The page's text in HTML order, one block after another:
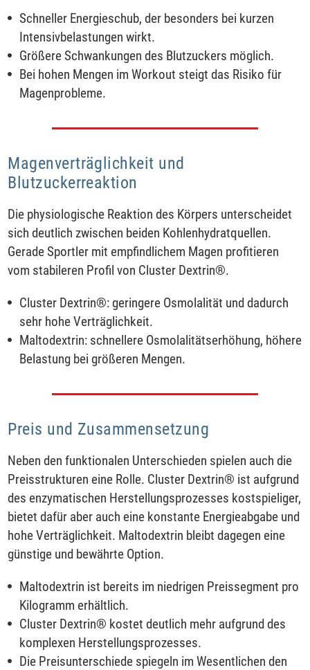
Schneller Energieschub, der besonders bei kurzen
Intensivbelastungen wirkt.
Größere Schwankungen des Blutzuckers möglich.
Bei hohen Mengen im Workout steigt das Risiko für
Magenprobleme.
Magenverträglichkeit und
Blutzuckerreaktion
Die physiologische Reaktion des Körpers unterscheidet
sich deutlich zwischen beiden Kohlenhydratquellen.
Gerade Sportler mit empfindlichem Magen profitieren
vom stabileren Profil von Cluster Dextrin®.
Cluster Dextrin®: geringere Osmolalität und dadurch
sehr hohe Verträglichkeit.
Maltodextrin: schnellere Osmolalitätserhöhung, höhere
Belastung bei größeren Mengen.
Preis und Zusammensetzung
Neben den funktionalen Unterschieden spielen auch die
Preisstrukturen eine Rolle. Cluster Dextrin® ist aufgrund
des enzymatischen Herstellungsprozesses kostspieliger,
bietet dafür aber auch eine konstante Energieabgabe und
hohe Verträglichkeit. Maltodextrin bleibt dagegen eine
günstige und bewährte Option.
Maltodextrin ist bereits im niedrigen Preissegment pro
Kilogramm erhältlich.
Cluster Dextrin® kostet deutlich mehr aufgrund des
komplexen Herstellungsprozesses.
Die Preisunterschiede spiegeln im Wesentlichen den